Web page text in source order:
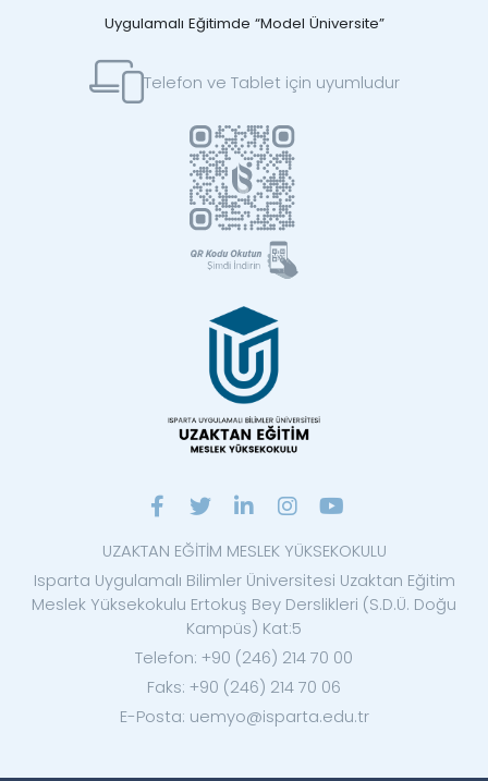
Uygulamalı Eğitimde “Model Üniversite”
Telefon ve Tablet için uyumludur
UZAKTAN EĞİTİM MESLEK YÜKSEKOKULU
Isparta Uygulamalı Bilimler Üniversitesi Uzaktan Eğitim
Meslek Yüksekokulu Ertokuş Bey Derslikleri (S.D.Ü. Doğu
Kampüs) Kat:5
Telefon: +90 (246) 214 70 00
Faks: +90 (246) 214 70 06
E-Posta: uemyo@isparta.edu.tr